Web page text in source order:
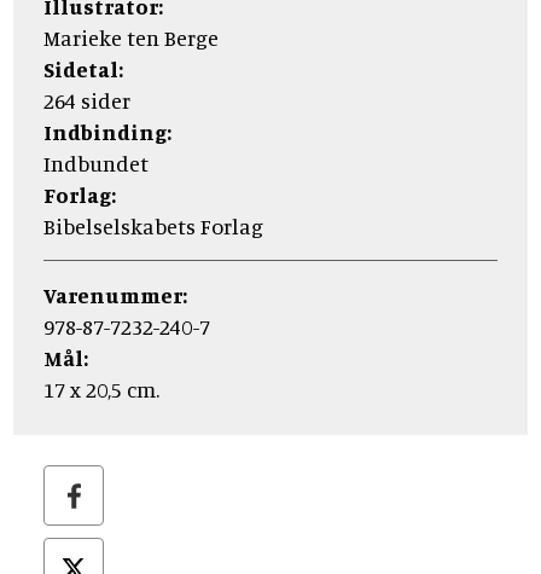
Illustrator:
Marieke ten Berge
Sidetal:
264 sider
Indbinding:
Indbundet
Forlag:
Bibelselskabets Forlag
Varenummer:
978-87-7232-240-7
Mål:
17 x 20,5 cm.